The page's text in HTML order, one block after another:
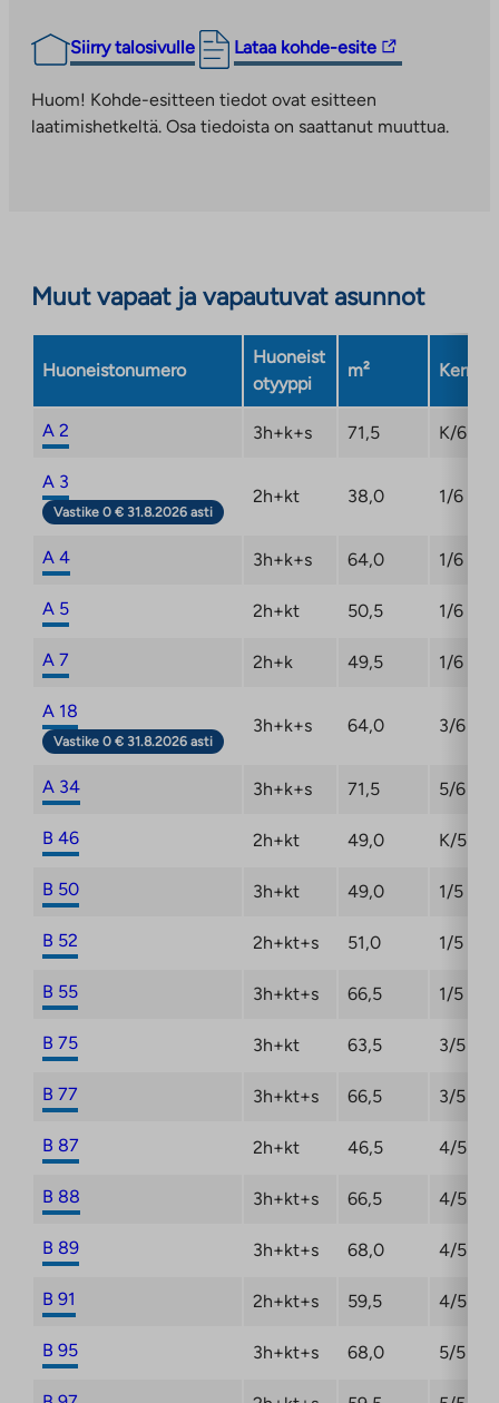
Siirry talosivulle Lataa kohde-esite
Linkki
vie
ulkopuoliseen
palveluun.
Huom! Kohde-esitteen tiedot ovat esitteen
laatimishetkeltä. Osa tiedoista on saattanut muuttua.
Muut vapaat ja vapautuvat asunnot
Huoneistonumero
Huoneist
otyyppi
m² Kerros
A 2 3h+k+s 71,5 K/6
A 3
Vastike 0 € 31.8.2026 asti
2h+kt 38,0 1/6
A 4 3h+k+s 64,0 1/6
A 5 2h+kt 50,5 1/6
A 7 2h+k 49,5 1/6
A 18
Vastike 0 € 31.8.2026 asti
3h+k+s 64,0 3/6
A 34 3h+k+s 71,5 5/6
B 46 2h+kt 49,0 K/5
B 50 3h+kt 49,0 1/5
B 52 2h+kt+s 51,0 1/5
B 55 3h+kt+s 66,5 1/5
B 75 3h+kt 63,5 3/5
B 77 3h+kt+s 66,5 3/5
B 87 2h+kt 46,5 4/5
B 88 3h+kt+s 66,5 4/5
B 89 3h+kt+s 68,0 4/5
B 91 2h+kt+s 59,5 4/5
B 95 3h+kt+s 68,0 5/5